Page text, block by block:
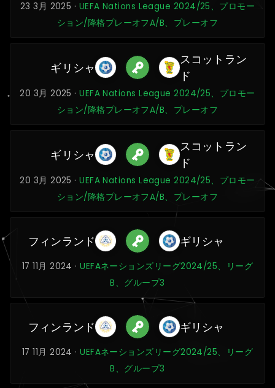
23 3月 2025 · UEFA Nations League 2024/25、プロモー
ション/降格プレーオフA/B、プレーオフ
ギリシャ
スコットラン
ド
20 3月 2025 ·UEFA Nations League 2024/25、プロモー
ション/降格プレーオフA/B、プレーオフ
ギリシャ
スコットラン
ド
20 3月 2025 ·UEFA Nations League 2024/25、プロモー
ション/降格プレーオフA/B、プレーオフ
フィンランド ギリシャ
17 11月 2024 ·UEFAネーションズリーグ2024/25、リーグ
B、グループ3
フィンランド ギリシャ
17 11月 2024 ·UEFAネーションズリーグ2024/25、リーグ
B、グループ3